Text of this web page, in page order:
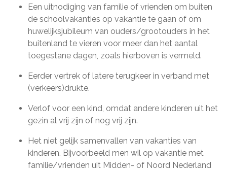
Een uitnodiging van familie of vrienden om buiten
de schoolvakanties op vakantie te gaan of om
huwelijksjubileum van ouders/grootouders in het
buitenland te vieren voor meer dan het aantal
toegestane dagen, zoals hierboven is vermeld.
Eerder vertrek of latere terugkeer in verband met
(verkeers)drukte.
Verlof voor een kind, omdat andere kinderen uit het
gezin al vrij zijn of nog vrij zijn.
Het niet gelijk samenvallen van vakanties van
kinderen. Bijvoorbeeld men wil op vakantie met
familie/vrienden uit Midden- of Noord Nederland